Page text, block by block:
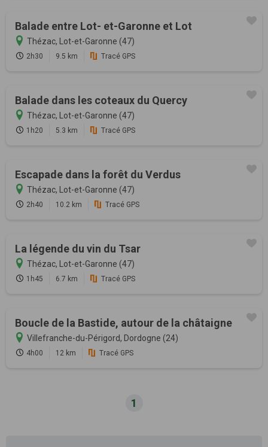
Balade entre Lot- et-Garonne et Lot
Thézac, Lot-et-Garonne (47)
2h30 9.5 km Tracé GPS
Balade dans les coteaux du Quercy
Thézac, Lot-et-Garonne (47)
1h20 5.3 km Tracé GPS
Escapade dans la forêt du Verdus
Thézac, Lot-et-Garonne (47)
2h40 10.2 km Tracé GPS
La légende du vin du Tsar
Thézac, Lot-et-Garonne (47)
1h45 6.7 km Tracé GPS
Boucle de la Bastide, autour de la châtaigne
Villefranche-du-Périgord, Dordogne (24)
4h00 12 km Tracé GPS
1